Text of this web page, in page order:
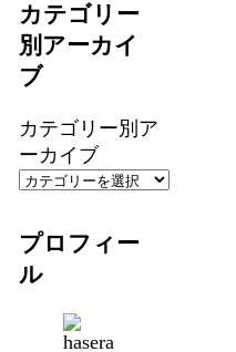
カテゴリー
別アーカイ
ブ
カテゴリー別ア
ーカイブ
プロフィー
ル